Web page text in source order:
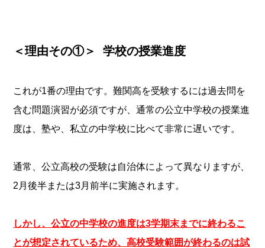
＜理由その①＞ 学校の授業進度
これが1番の理由です。難関高を受験するには過去問を
含む問題演習が必須ですが、通常の公立中学校の授業進
度は、塾や、私立の中学校に比べて非常に遅いです。
通常、公立高校の受験は自治体によって異なりますが、
2月後半または3月前半に実施されます。
しかし、公立の中学校の進度は3学期末までに終わるこ
とが想定されているため、高校受験範囲が終わるのは試